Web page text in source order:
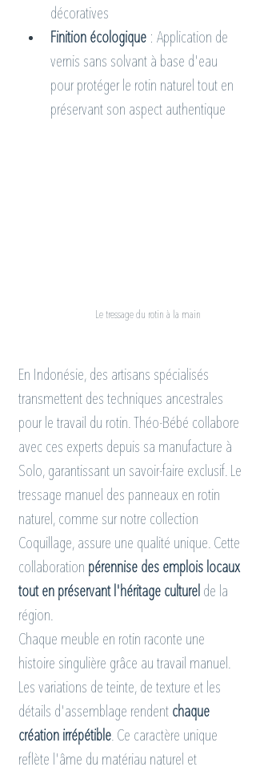
décoratives
Finition écologique : Application de
vernis sans solvant à base d'eau
pour protéger le rotin naturel tout en
préservant son aspect authentique
Le tressage du rotin à la main
En Indonésie, des artisans spécialisés
transmettent des techniques ancestrales
pour le travail du rotin. Théo-Bébé collabore
avec ces experts depuis sa manufacture à
Solo, garantissant un savoir-faire exclusif. Le
tressage manuel des panneaux en rotin
naturel, comme sur notre collection
Coquillage, assure une qualité unique. Cette
collaboration pérennise des emplois locaux
tout en préservant l'héritage culturel de la
région.
Chaque meuble en rotin raconte une
histoire singulière grâce au travail manuel.
Les variations de teinte, de texture et les
détails d'assemblage rendent chaque
création irrépétible. Ce caractère unique
reflète l'âme du matériau naturel et